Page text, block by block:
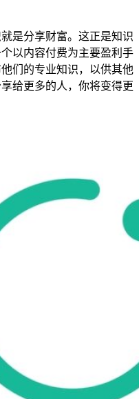
是分享财富。这正是知识
以内容付费为主要盈利手
们的专业知识，以供其他
给更多的人，你将变得更